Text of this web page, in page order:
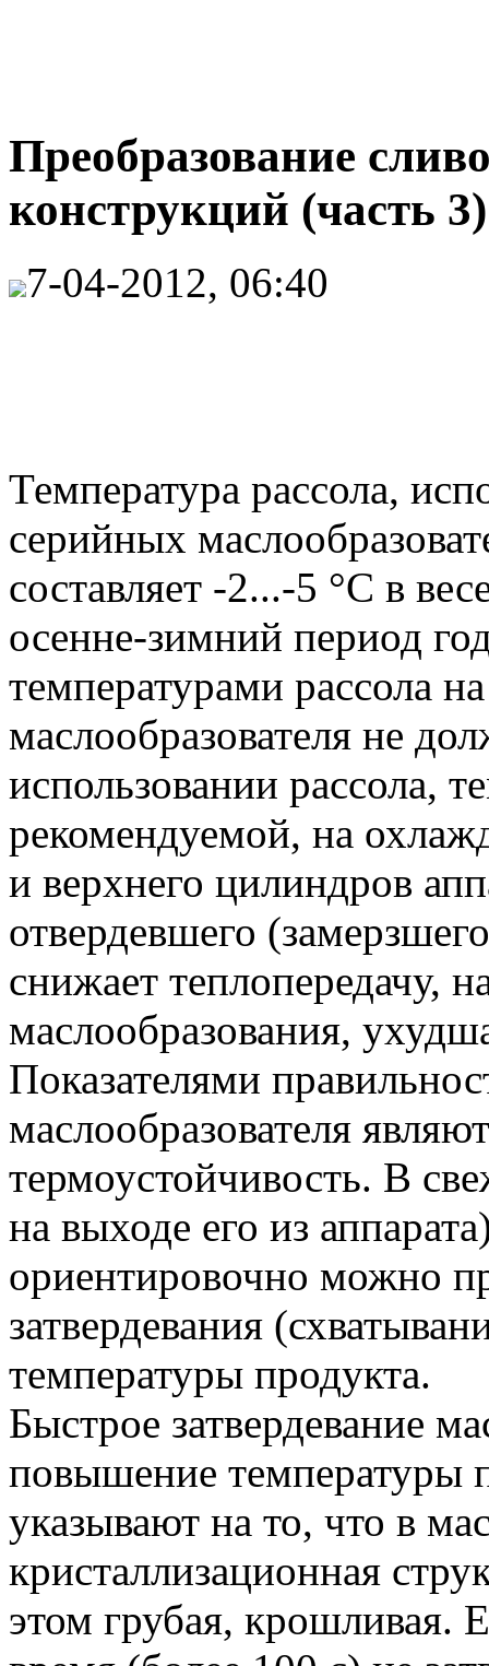
Преобразование
конструкций (часть 3)
7-04-2012, 06:40
Температура рассола,
серийных
составляет -2...-5 °C в
осенне-зимний период
температурами рассола
маслообразователя не
использовании рассола,
рекомендуемой, на
и верхнего цилиндров
отвердевшего
снижает теплопередачу,
маслообразования,
Показателями
маслообразователя
термоустойчивость. В
на выходе его из
ориентировочно можно
затвердевания
температуры продукта.
Быстрое затвердевание
повышение температуры
указывают на то, что в
кристаллизационная
этом грубая, крошливая.